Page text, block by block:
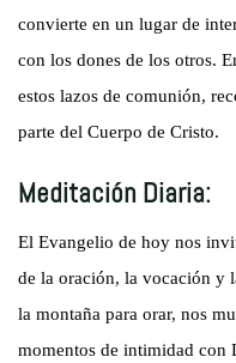
convierte en un lugar de
con los dones de los otros.
estos lazos de comunión,
parte del Cuerpo de Cristo.
Meditación Diaria:
El Evangelio de hoy nos
de la oración, la vocación y
la montaña para orar, nos
momentos de intimidad con